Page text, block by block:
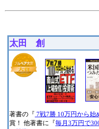
太田 創
著書の『 7戦7勝 10万円から始
賞！ 他著書に『毎月3万円で